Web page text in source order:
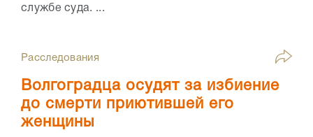
службе суда. ...
Расследования
Волгоградца осудят за избиение
до смерти приютившей его
женщины